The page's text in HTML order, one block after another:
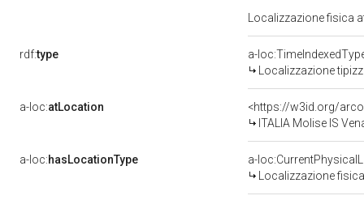
Localizzazione fisica
rdf:type
a-
Localizzazione
a-loc:atLocation
<https://w3id.org/
ITALIA Molise IS
a-loc:hasLocationType
a-
Localizzazione